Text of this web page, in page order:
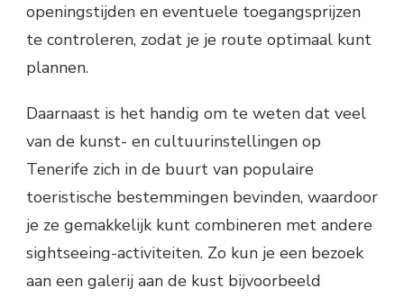
openingstijden en eventuele toegangsprijzen
te controleren, zodat je je route optimaal kunt
plannen.
Daarnaast is het handig om te weten dat veel
van de kunst- en cultuurinstellingen op
Tenerife zich in de buurt van populaire
toeristische bestemmingen bevinden, waardoor
je ze gemakkelijk kunt combineren met andere
sightseeing-activiteiten. Zo kun je een bezoek
aan een galerij aan de kust bijvoorbeeld